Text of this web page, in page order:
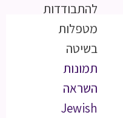
להתבודדות
מטפלות
בשיטה
תמונות
השראה
Jewish